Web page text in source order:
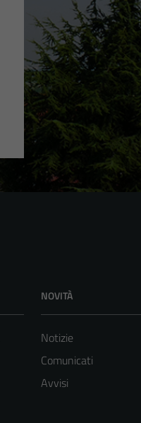
NOVITÀ
Notizie
Comunicati
Avvisi